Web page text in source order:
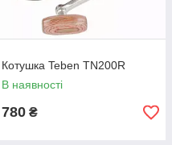
Котушка Teben TN200R
В наявності
780 ₴